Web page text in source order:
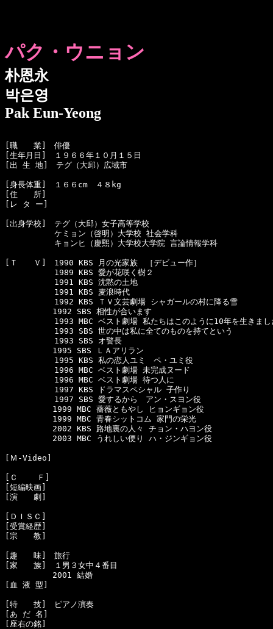
パク・ウニョン
朴恩永
박은영
Pak Eun-Yeong
[職　　業]　俳優
[生年月日]　１９６６年１０月１５日
[出 生 地]　テグ（大邱）広域市
[身長体重]　１６６cm　４８kg
[住　　所]
[レ タ ー]
[出身学校]　テグ（大邱）女子高等学校
  　　　　　ケミョン（啓明）大学校 社会学科
  　　　　　キョンヒ（慶煕）大学校大学院 言論情報学科
[Ｔ　　Ｖ]　1990 KBS 月の光家族　［デビュー作］
  　　　　　1989 KBS 愛が花咲く樹２
  　　　　　1991 KBS 沈黙の土地
  　　　　　1991 KBS 麦浪時代
  　　　　　1992 KBS ＴＶ文芸劇場 シャガールの村に降る雪
1992 SBS 相性が合います
　　　　　1993 MBC ベスト劇場 私たちはこのように10年を生きまし
  　　　　　1993 SBS 世の中は私に全てのものを持てという
  　　　　　1993 SBS オ警長
1995 SBS ＬＡアリラン
  　　　　　1995 KBS 私の恋人ユミ　ペ・ユミ役
  　　　　　1996 MBC ベスト劇場 未完成ヌード
  　　　　　1996 MBC ベスト劇場 待つ人に
  　　　　　1997 KBS ドラマスペシャル 子作り
  　　　　　1997 SBS 愛するから　アン・スヨン役
1999 MBC 薔薇ともやし ヒョンギョン役
1999 MBC 青春シットコム 家門の栄光
2002 KBS 路地裏の人々 チョン・ハヨン役
2003 MBC うれしい便り ハ・ジンギョン役
[Ｍ-Video]
[Ｃ    Ｆ]
[短編映画]
[演　　劇]
[ＤＩＳＣ]
[受賞経歴]
[宗　　教]
[趣　　味]　旅行
[家　　族]　１男３女中４番目
2001 結婚
[血 液 型]
[特　　技]　ピアノ演奏
[あ だ 名]
[座右の銘]